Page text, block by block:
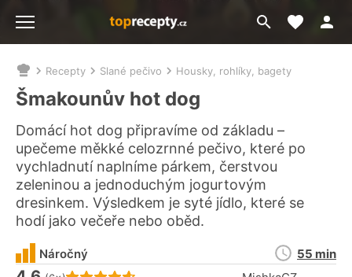
Přejít
na
Moje
Nacházíte
se
zde:
Recepty Slané pečivo Housky, rohlíky, bagety
Šmakounův hot dog
Domácí hot dog připravíme od základu –
upečeme měkké celozrnné pečivo, které po
vychladnutí naplníme párkem, čerstvou
zeleninou a jednoduchým jogurtovým
dresinkem. Výsledkem je syté jídlo, které se
hodí jako večeře nebo oběd.
Náročný
Doba
přípravy
55 min